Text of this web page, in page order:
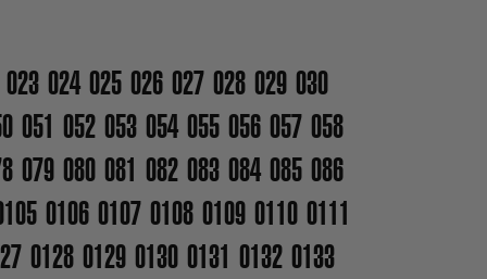
023 024 025 026 027 028 029 030
051 052 053 054 055 056 057 058
079 080 081 082 083 084 085 086
0106 0107 0108 0109 0110 0111
0128 0129 0130 0131 0132 0133